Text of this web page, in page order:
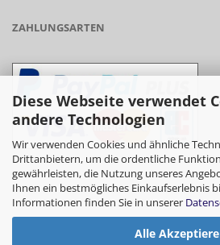
Diese Webseite verwendet
andere Technologien
Wir verwenden Cookies und ähnliche
Drittanbietern, um die ordentliche
gewährleisten, die Nutzung unseres
Ihnen ein bestmögliches Einkaufserlebnis
Informationen finden Sie in unserer
Alle
ZAHLUNGSARTEN
- Vorkasse/Überweisung
- Barzahlung bei Abholung